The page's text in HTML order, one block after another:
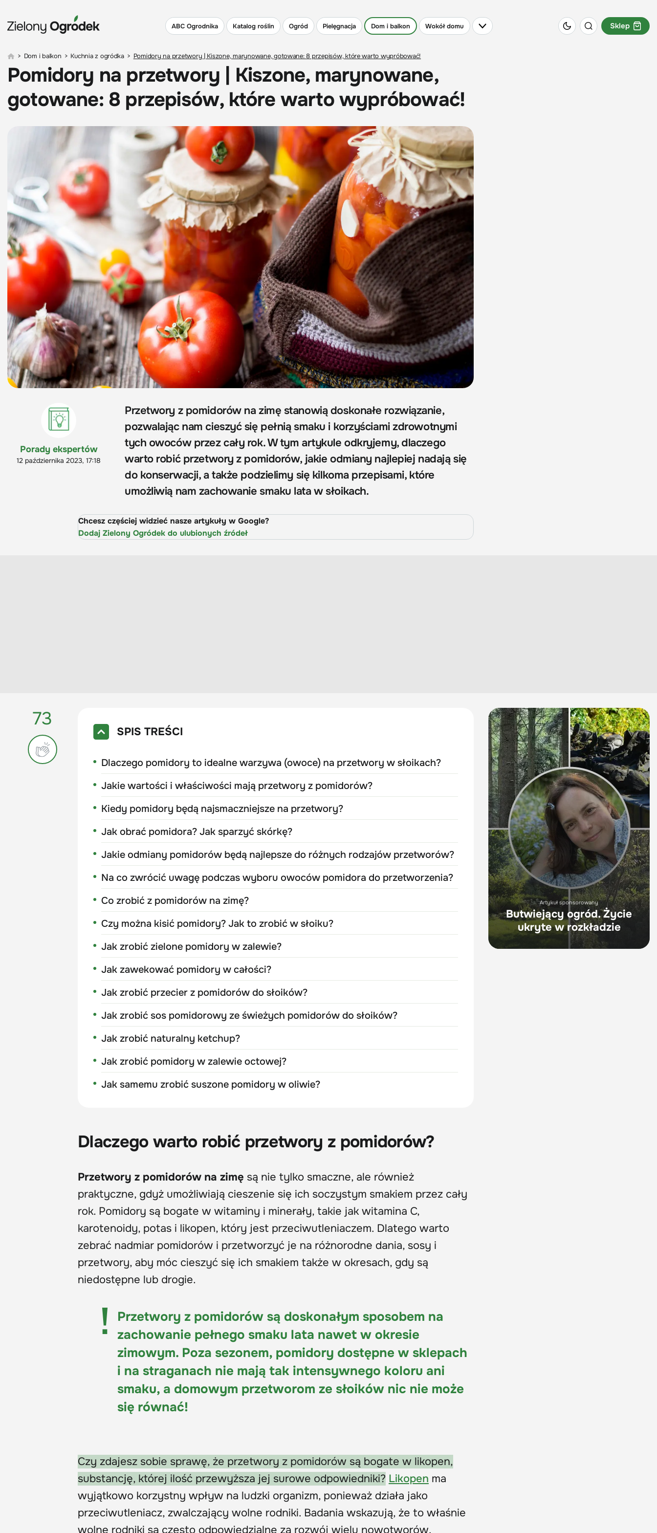
ABC Ogrodnika Katalog roślin Ogród Pielęgnacja Dom i balkon Wokół domu Sklep
> Dom i balkon > Kuchnia z ogródka > Pomidory na przetwory | Kiszone, marynowane, gotowane: 8 przepisów, które warto wypróbować!
Pomidory na przetwory | Kiszone, marynowane,
gotowane: 8 przepisów, które warto wypróbować!
Porady ekspertów
12 października 2023, 17:18
Przetwory z pomidorów na zimę stanowią doskonałe rozwiązanie,
pozwalając nam cieszyć się pełnią smaku i korzyściami zdrowotnymi
tych owoców przez cały rok. W tym artykule odkryjemy, dlaczego
warto robić przetwory z pomidorów, jakie odmiany najlepiej nadają się
do konserwacji, a także podzielimy się kilkoma przepisami, które
umożliwią nam zachowanie smaku lata w słoikach.
Chcesz częściej widzieć nasze artykuły w Google?
Dodaj Zielony Ogródek do ulubionych źródeł
73
SPIS TREŚCI
Dlaczego pomidory to idealne warzywa (owoce) na przetwory w słoikach?
Jakie wartości i właściwości mają przetwory z pomidorów?
Kiedy pomidory będą najsmaczniejsze na przetwory?
Jak obrać pomidora? Jak sparzyć skórkę?
Jakie odmiany pomidorów będą najlepsze do różnych rodzajów przetworów?
Na co zwrócić uwagę podczas wyboru owoców pomidora do przetworzenia?
Co zrobić z pomidorów na zimę?
Czy można kisić pomidory? Jak to zrobić w słoiku?
Jak zrobić zielone pomidory w zalewie?
Jak zawekować pomidory w całości?
Jak zrobić przecier z pomidorów do słoików?
Jak zrobić sos pomidorowy ze świeżych pomidorów do słoików?
Jak zrobić naturalny ketchup?
Jak zrobić pomidory w zalewie octowej?
Jak samemu zrobić suszone pomidory w oliwie?
Dlaczego warto robić przetwory z pomidorów?
Przetwory z pomidorów na zimę są nie tylko smaczne, ale również
praktyczne, gdyż umożliwiają cieszenie się ich soczystym smakiem przez cały
rok. Pomidory są bogate w witaminy i minerały, takie jak witamina C,
karotenoidy, potas i likopen, który jest przeciwutleniaczem. Dlatego warto
zebrać nadmiar pomidorów i przetworzyć je na różnorodne dania, sosy i
przetwory, aby móc cieszyć się ich smakiem także w okresach, gdy są
niedostępne lub drogie.
Przetwory z pomidorów są doskonałym sposobem na
zachowanie pełnego smaku lata nawet w okresie
zimowym. Poza sezonem, pomidory dostępne w sklepach
i na straganach nie mają tak intensywnego koloru ani
smaku, a domowym przetworom ze słoików nic nie może
się równać!
Czy zdajesz sobie sprawę, że przetwory z pomidorów są bogate w likopen,
substancję, której ilość przewyższa jej surowe odpowiedniki? Likopen ma
wyjątkowo korzystny wpływ na ludzki organizm, ponieważ działa jako
przeciwutleniacz, zwalczający wolne rodniki. Badania wskazują, że to właśnie
wolne rodniki są często odpowiedzialne za rozwój wielu nowotworów.
Artykuł sponsorowany
Butwiejący ogród. Życie
ukryte w rozkładzie